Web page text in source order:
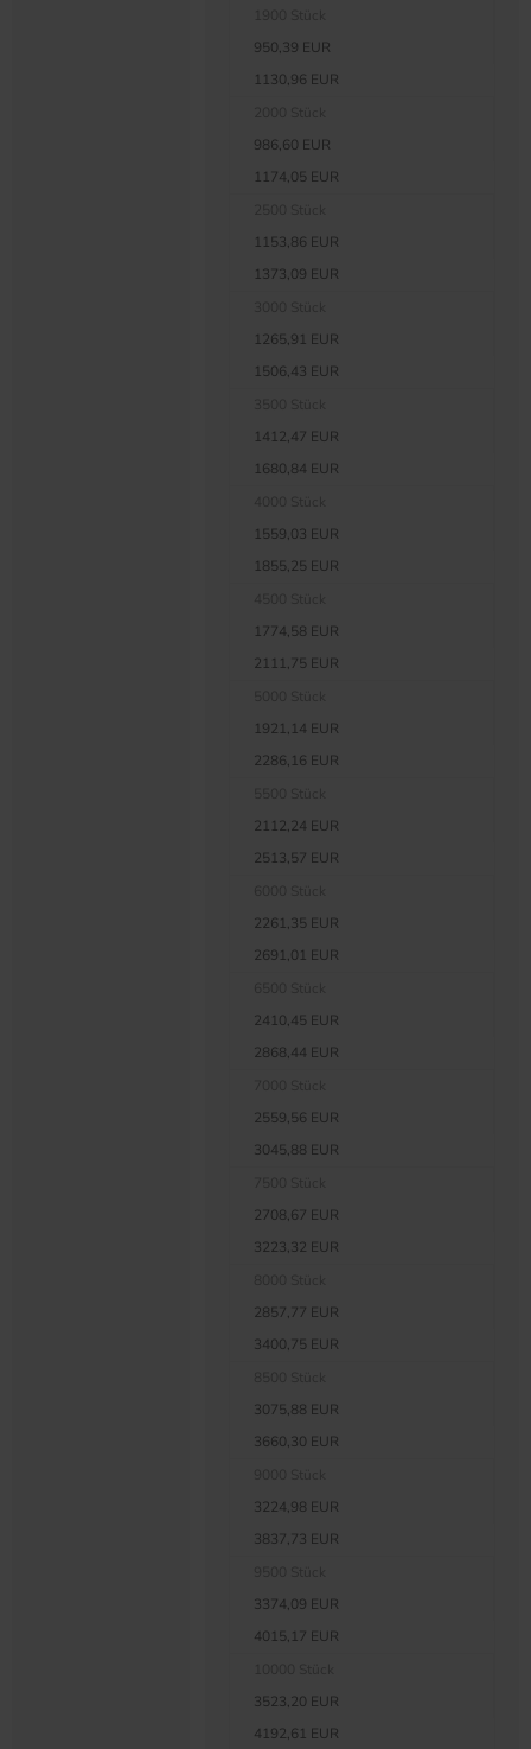
950,39 EUR
1130,96 EUR
986,60 EUR
1174,05 EUR
1153,86 EUR
1373,09 EUR
1265,91 EUR
1506,43 EUR
1412,47 EUR
1680,84 EUR
1559,03 EUR
1855,25 EUR
1774,58 EUR
2111,75 EUR
1921,14 EUR
2286,16 EUR
2112,24 EUR
2513,57 EUR
2261,35 EUR
2691,01 EUR
2410,45 EUR
2868,44 EUR
2559,56 EUR
3045,88 EUR
2708,67 EUR
3223,32 EUR
2857,77 EUR
3400,75 EUR
3075,88 EUR
3660,30 EUR
3224,98 EUR
3837,73 EUR
3374,09 EUR
4015,17 EUR
3523,20 EUR
4192,61 EUR